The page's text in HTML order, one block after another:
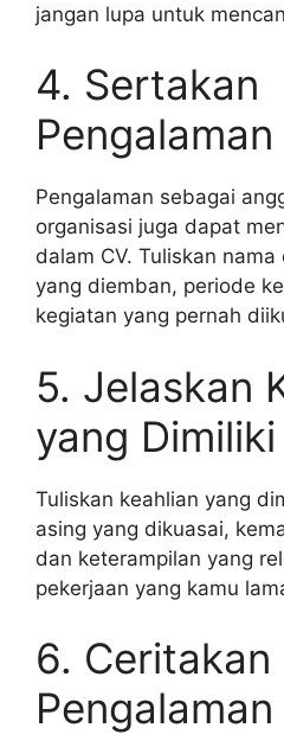
jangan lupa untuk
4. Sertakan
Pengalaman sebagai
organisasi juga dapat
dalam CV. Tuliskan
yang diemban, periode
kegiatan yang pernah
5. Jelaskan
yang Dimiliki
Tuliskan keahlian yang
asing yang dikuasai,
dan keterampilan yang
pekerjaan yang kamu
6. Ceritakan